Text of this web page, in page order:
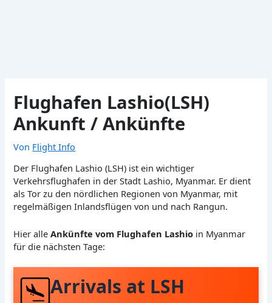
Flughafen Lashio(LSH)
Ankunft / Ankünfte
Von Flight Info
Der Flughafen Lashio (LSH) ist ein wichtiger
Verkehrsflughafen in der Stadt Lashio, Myanmar. Er dient
als Tor zu den nördlichen Regionen von Myanmar, mit
regelmäßigen Inlandsflügen von und nach Rangun.
Hier alleAnkünfte vom Flughafen Lashio in Myanmar
für die nächsten Tage:
Arrivals at LSH